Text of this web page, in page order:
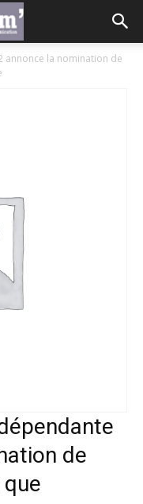
annonce la nomination de
de